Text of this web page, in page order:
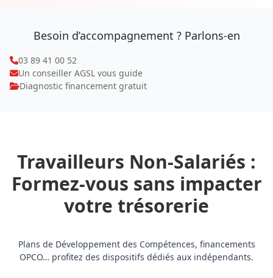
Besoin d’accompagnement ? Parlons‑en
03 89 41 00 52
Un conseiller AGSL vous guide
Diagnostic financement gratuit
Travailleurs Non‑Salariés :
Formez‑vous sans impacter
votre trésorerie
Plans de Développement des Compétences, financements
OPCO… profitez des dispositifs dédiés aux indépendants.